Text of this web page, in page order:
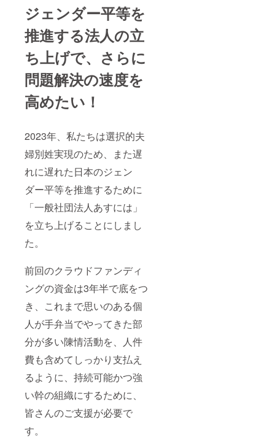
ジェンダー平等を
推進する法人の立
ち上げで、さらに
問題解決の速度を
高めたい！
2023年、私たちは選択的夫
婦別姓実現のため、また遅
れに遅れた日本のジェン
ダー平等を推進するために
「一般社団法人あすには」
を立ち上げることにしまし
た。
前回のクラウドファンディ
ングの資金は3年半で底をつ
き、これまで思いのある個
人が手弁当でやってきた部
分が多い陳情活動を、人件
費も含めてしっかり支払え
るように、持続可能かつ強
い幹の組織にするために、
皆さんのご支援が必要で
す。